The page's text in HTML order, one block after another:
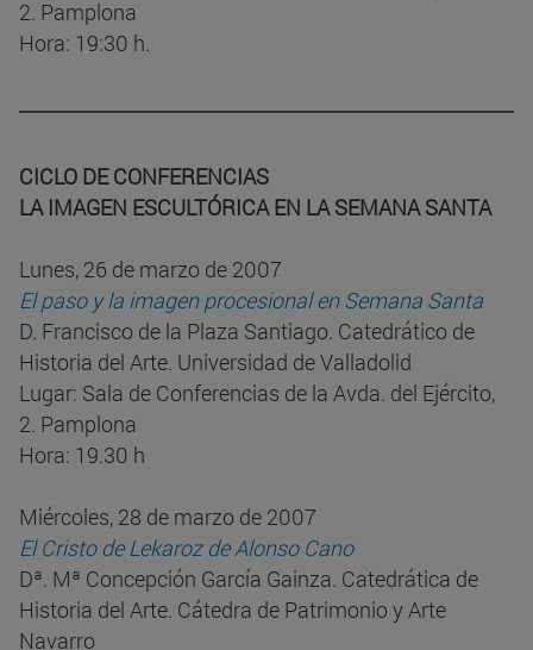
2. Pamplona
Hora: 19:30 h.
CICLO DE CONFERENCIAS
LA IMAGEN ESCULTÓRICA EN LA SEMANA SANTA
Lunes, 26 de marzo de 2007
El paso y la imagen procesional en Semana Santa
D. Francisco de la Plaza Santiago. Catedrático de
Historia del Arte. Universidad de Valladolid
Lugar: Sala de Conferencias de la Avda. del Ejército,
2. Pamplona
Hora: 19.30 h
Miércoles, 28 de marzo de 2007
El Cristo de Lekaroz de Alonso Cano
Dª. Mª Concepción García Gainza. Catedrática de
Historia del Arte. Cátedra de Patrimonio y Arte
Navarro